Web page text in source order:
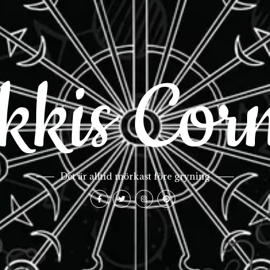
Det är alltid mörkast före gryning